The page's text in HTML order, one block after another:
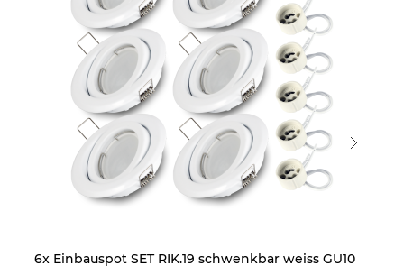
6x Einbauspot SET RIK.19 schwenkbar weiss GU10